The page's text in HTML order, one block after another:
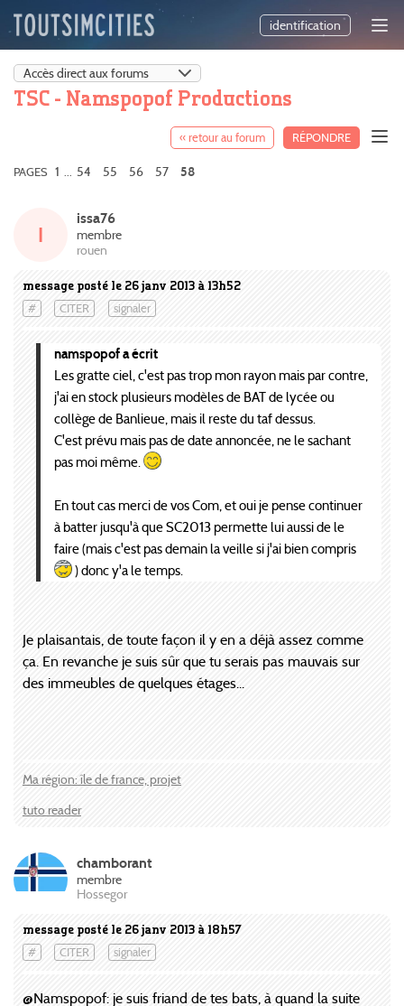
identification
TSC - Namspopof Productions
« retour au forum RÉPONDRE
PAGES 1 ... 54 55 56 57 58
message posté le 26 janv 2013 à 13h52
# CITER signaler
I
issa76
membre
rouen
namspopof a écrit
Les gratte ciel, c'est pas trop mon rayon mais par contre,
j'ai en stock plusieurs modèles de BAT de lycée ou
collège de Banlieue, mais il reste du taf dessus.
C'est prévu mais pas de date annoncée, ne le sachant
pas moi même.
En tout cas merci de vos Com, et oui je pense continuer
à batter jusqu'à que SC2013 permette lui aussi de le
faire (mais c'est pas demain la veille si j'ai bien compris
) donc y'a le temps.
Je plaisantais, de toute façon il y en a déjà assez comme
ça. En revanche je suis sûr que tu serais pas mauvais sur
des immeubles de quelques étages...
Ma région: île de france, projet
tuto reader
message posté le 26 janv 2013 à 18h57
# CITER signaler
chamborant
membre
Hossegor
@Namspopof: je suis friand de tes bats, à quand la suite